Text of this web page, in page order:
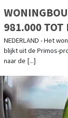
981.000 TOT
NEDERLAND - Het
blijkt uit de Primos-
naar de [...]